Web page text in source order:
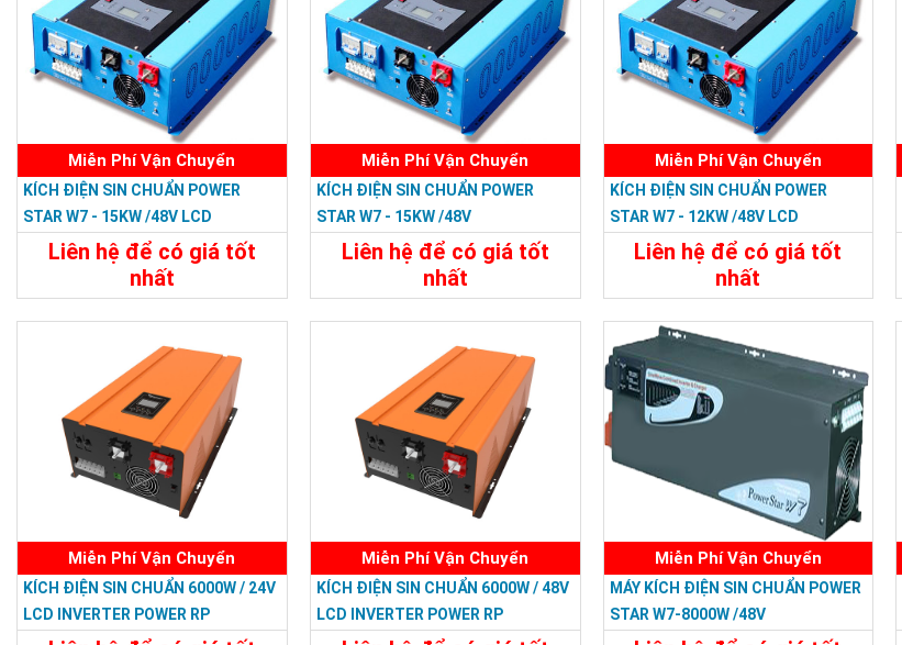
Miễn Phí Vận Chuyển
KÍCH ĐIỆN SIN CHUẨN POWER
STAR W7 - 15KW /48V LCD
Liên hệ để có giá tốt
nhất
47.988.000đ
Miễn Phí Vận Chuyển
KÍCH ĐIỆN SIN CHUẨN POWER
STAR W7 - 15KW /48V
Liên hệ để có giá tốt
nhất
46.798.800đ
Miễn Phí Vận Chuyển
KÍCH ĐIỆN SIN CHUẨN POWER
STAR W7 - 12KW /48V LCD
Liên hệ để có giá tốt
nhất
35.988.000đ
Chi Tiết
Miễn Phí Vận Chuyển
KÍCH ĐIỆN SIN CHUẨN 6000W / 24V
LCD INVERTER POWER RP
Miễn Phí Vận Chuyển
KÍCH ĐIỆN SIN CHUẨN 6000W / 48V
LCD INVERTER POWER RP
Miễn Phí Vận Chuyển
MÁY KÍCH ĐIỆN SIN CHUẨN POWER
STAR W7-8000W /48V